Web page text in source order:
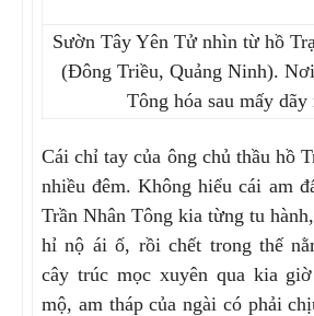
Sườn Tây Yên Tử nhìn từ hồ
(Đông Triều, Quảng Ninh).
Tông hóa sau mấy
Cái chỉ tay của ông chủ thầu hồ
nhiều đêm. Không hiểu cái am
Trần Nhân Tông kia từng tu
hỉ nộ ái ố, rồi chết trong thế
cây trúc mọc xuyên qua kia
mộ, am tháp của ngài có phải